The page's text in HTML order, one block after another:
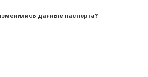
данные паспорта?